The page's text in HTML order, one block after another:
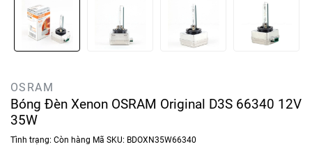
OSRAM
Bóng Đèn Xenon OSRAM Original D3S 66340 12V
35W
Tình trạng: Còn hàng Mã SKU: BDOXN35W66340